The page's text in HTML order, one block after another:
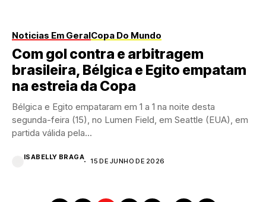
Noticias Em GeralCopa Do Mundo
Com gol contra e arbitragem
brasileira, Bélgica e Egito empatam
na estreia da Copa
Bélgica e Egito empataram em 1 a 1 na noite desta
segunda-feira (15), no Lumen Field, em Seattle (EUA), em
partida válida pela...
ISABELLY BRAGA
15 DE JUNHO DE 2026